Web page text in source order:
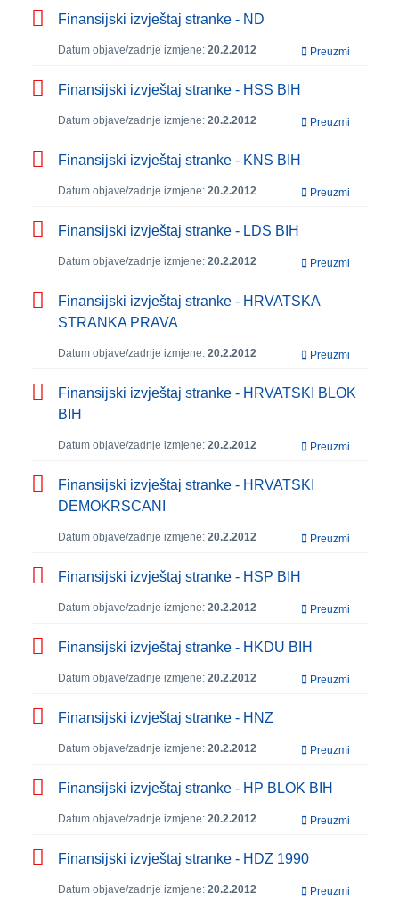
Finansijski izvještaj stranke - ND
Datum objave/zadnje izmjene: 20.2.2012 Preuzmi
Finansijski izvještaj stranke - HSS BIH
Datum objave/zadnje izmjene: 20.2.2012 Preuzmi
Finansijski izvještaj stranke - KNS BIH
Datum objave/zadnje izmjene: 20.2.2012 Preuzmi
Finansijski izvještaj stranke - LDS BIH
Datum objave/zadnje izmjene: 20.2.2012 Preuzmi
Finansijski izvještaj stranke - HRVATSKA
STRANKA PRAVA
Datum objave/zadnje izmjene: 20.2.2012 Preuzmi
Finansijski izvještaj stranke - HRVATSKI BLOK
BIH
Datum objave/zadnje izmjene: 20.2.2012 Preuzmi
Finansijski izvještaj stranke - HRVATSKI
DEMOKRSCANI
Datum objave/zadnje izmjene: 20.2.2012 Preuzmi
Finansijski izvještaj stranke - HSP BIH
Datum objave/zadnje izmjene: 20.2.2012 Preuzmi
Finansijski izvještaj stranke - HKDU BIH
Datum objave/zadnje izmjene: 20.2.2012 Preuzmi
Finansijski izvještaj stranke - HNZ
Datum objave/zadnje izmjene: 20.2.2012 Preuzmi
Finansijski izvještaj stranke - HP BLOK BIH
Datum objave/zadnje izmjene: 20.2.2012 Preuzmi
Finansijski izvještaj stranke - HDZ 1990
Datum objave/zadnje izmjene: 20.2.2012 Preuzmi